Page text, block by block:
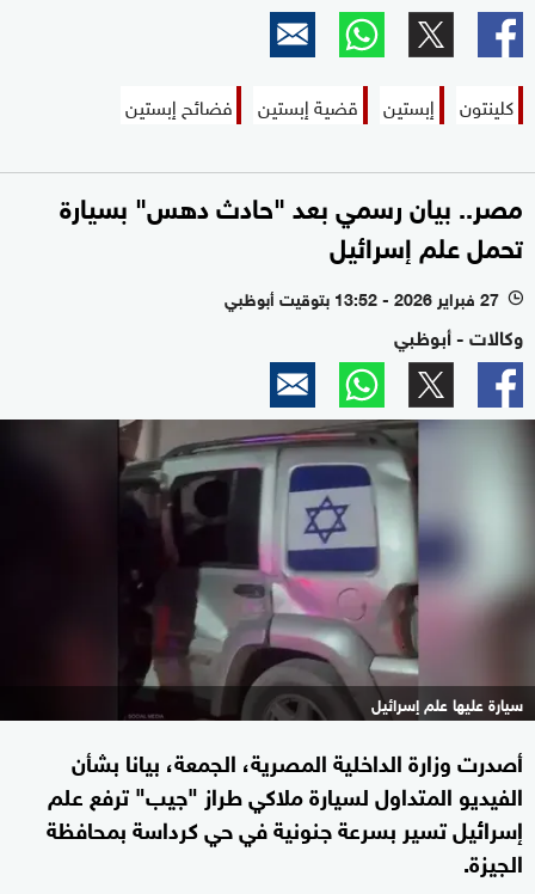
كلينتون إبستين قضية إبستين فضائح إبستين
مصر.. بيان رسمي بعد "حادث دهس" بسيارة
تحمل علم إسرائيل
l 27 فبراير 2026 - 13:52 بتوقيت أبوظبي
وكالات - أبوظبي
سيارة عليها علم إسرائيل
أصدرت وزارة الداخلية المصرية، الجمعة، بيانا بشأن
الفيديو المتداول لسيارة ملاكي طراز "جيب" ترفع علم
إسرائيل تسير بسرعة جنونية في حي كرداسة بمحافظة
الجيزة.